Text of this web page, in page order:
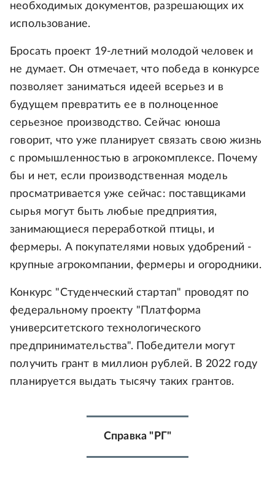
необходимых документов, разрешающих их
использование.
Бросать проект 19-летний молодой человек и
не думает. Он отмечает, что победа в конкурсе
позволяет заниматься идеей всерьез и в
будущем превратить ее в полноценное
серьезное производство. Сейчас юноша
говорит, что уже планирует связать свою жизнь
с промышленностью в агрокомплексе. Почему
бы и нет, если производственная модель
просматривается уже сейчас: поставщиками
сырья могут быть любые предприятия,
занимающиеся переработкой птицы, и
фермеры. А покупателями новых удобрений -
крупные агрокомпании, фермеры и огородники.
Конкурс "Студенческий стартап" проводят по
федеральному проекту "Платформа
университетского технологического
предпринимательства". Победители могут
получить грант в миллион рублей. В 2022 году
планируется выдать тысячу таких грантов.
Справка "РГ"